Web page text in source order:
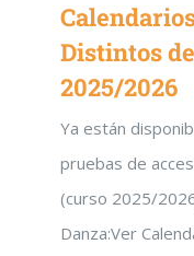
Distintos
2025/2026
Ya están
pruebas de
(curso 2025/
Danza:Ver